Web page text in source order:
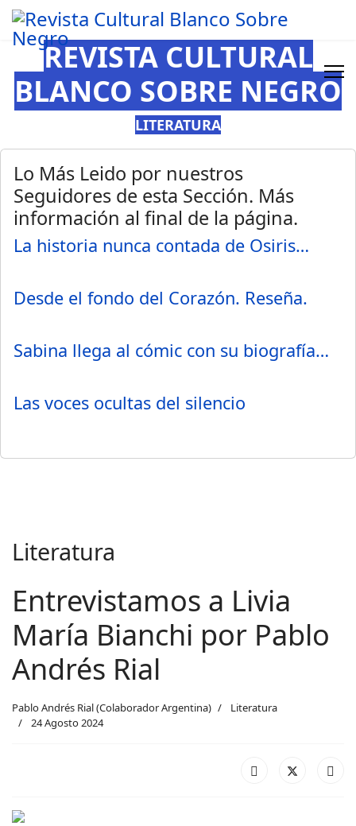
REVISTA CULTURAL
BLANCO SOBRE NEGRO
LITERATURA
Lo Más Leido por nuestros
Seguidores de esta Sección. Más
información al final de la página.
La historia nunca contada de Osiris…
Desde el fondo del Corazón. Reseña.
Sabina llega al cómic con su biografía…
Las voces ocultas del silencio
Literatura
Entrevistamos a Livia
María Bianchi por Pablo
Andrés Rial
Pablo Andrés Rial (Colaborador Argentina)
Literatura
24 Agosto 2024